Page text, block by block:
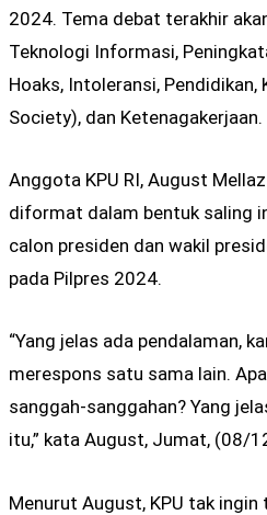
2024. Tema debat terakhir
Teknologi Informasi,
Hoaks, Intoleransi, Pendidikan,
Society), dan Ketenagakerjaan.
Anggota KPU RI, August
diformat dalam bentuk saling
calon presiden dan wakil
pada Pilpres 2024.
“Yang jelas ada pendalaman,
merespons satu sama lain.
sanggah-sanggahan? Yang
itu,” kata August, Jumat, (08/
Menurut August, KPU tak